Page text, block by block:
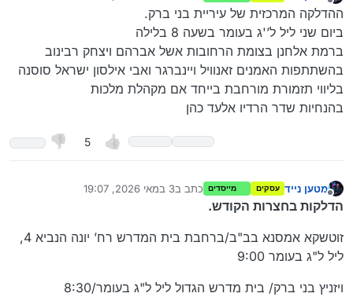
מנותק
ההדלקה המרכזית של עיריית בני ברק.
ביום שני ליל ל’'ג בעומר בשעה 8 בלילה
ברמת אלחנן בצומת הרחובות אשל אברהם ויצחק רבינוב
בהשתתפות האמנים זאנוויל ויינברגר ואבי אילסון ישראל סוסנה
בליווי תזמורת מורחבת בייחד אם מקהלת מלכות
בהנחיות שדר הרדיו אלעד כהן
5
מנותק
מטען נייד עסקים מייסדים כתב ב3 במאי 2026, 19:07
נערך לאחרונה על ידי
הדלקות בחצרות הקודש.
זוטשקא אמסנא בב"ב/ברחבת בית המדרש רח’ יונה הנביא 4,
ליל ל"ג בעומר 9:00
ויזניץ בני ברק/ בית מדרש הגדול ליל ל"ג בעומר/8:30